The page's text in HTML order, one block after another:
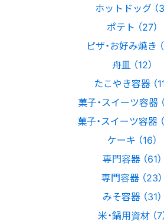
ホットドッグ （3
ポテト （27）
ピザ・お好み焼き （
舟皿 （12）
たこやき容器 （11
菓子・スイーツ容器
菓子・スイーツ容器
ケーキ （16）
専門容器 （61）
専門容器 （23）
みそ容器 （31）
米・鍋用資材 （7